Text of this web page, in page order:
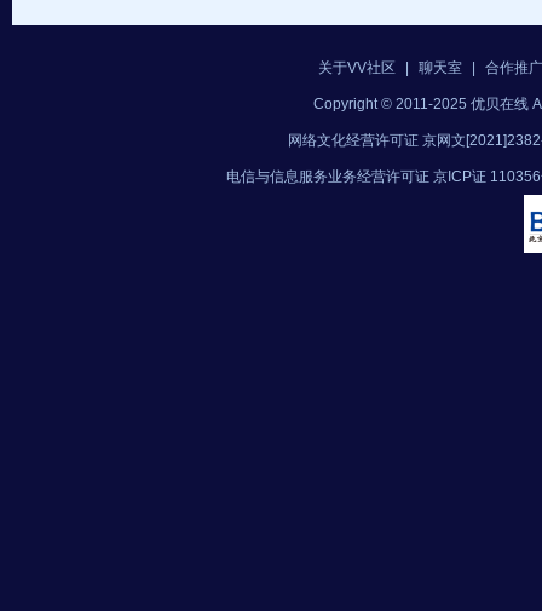
关于VV社区 聊天室 合作推广
Copyright © 2011-2025 优贝在线
网络文化经营许可证 京网文
电信与信息服务业务经营许可证 京ICP证